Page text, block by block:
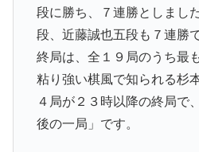
段に勝ち、７連勝としまし
段、近藤誠也五段も７連勝
終局は、全１９局のうち最
粘り強い棋風で知られる杉
４局が２３時以降の終局で
後の一局」です。